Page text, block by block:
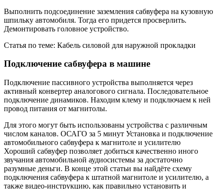
Выполнить подсоединение заземления сабвуфера на кузовную
шпильку автомобиля. Тогда его придется просверлить.
Демонтировать головное устройство.
Статья по теме: Кабель силовой для наружной прокладки
Подключение сабвуфера в машине
Подключение пассивного устройства выполняется через
активный конвертер аналогового сигнала. Последовательное
подключение динамиков. Находим клему и подключаем к ней
провод питания от магнитолы.
Для этого могут быть использованы устройства с различным
числом каналов. ОСАГО за 5 минут Установка и подключение
автомобильного сабвуфера к магнитоле и усилителю
Хороший сабвуфер позволяет добиться качественно иного
звучания автомобильной аудиосистемы за достаточно
разумные деньги. В конце этой статьи вы найдёте схему
подключения сабвуфера к штатной магнитоле и усилителю, а
также видео-инструкцию, как правильно установить и